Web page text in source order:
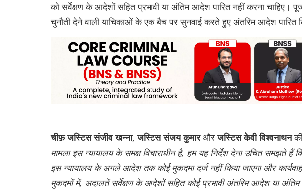
को सर्वेक्षण के आदेशों सहित प्रभावी या अंतिम आदेश पारित नहीं करना चाहिए।
चुनौती देने वाली याचिकाओं के एक बैच पर सुनवाई करते हुए अंतरिम आदेश पारित
चीफ़ जस्टिस संजीव खन्ना,जस्टिस संजय कुमार औरजस्टिस केवी विश्वनाथन
मामला इस न्यायालय के समक्ष विचाराधीन है, हम यह निर्देश देना उचित समझते हैं
इस न्यायालय के अगले आदेश तक कोई मुकदमा दर्ज नहीं किया जाएगा और
मुकदमों में, अदालतें सर्वेक्षण के आदेशों सहित कोई प्रभावी अंतरिम आदेश या